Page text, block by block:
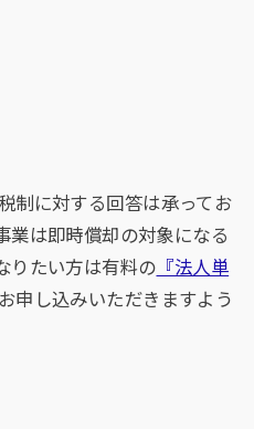
制に対する回答は承ってお
業は即時償却の対象になる
りたい方は有料の 『法人単
申し込みいただきますよう